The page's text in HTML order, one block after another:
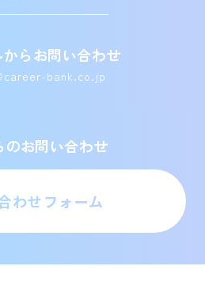
からお問い合わせ
bank.co.jp
のお問い合わせ
わせフォーム